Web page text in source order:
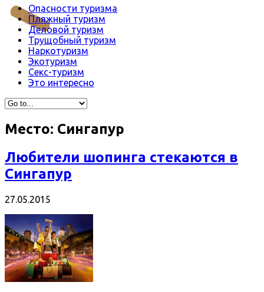
Опасности туризма
Пляжный туризм
Деловой туризм
Трущобный туризм
Наркотуризм
Экотуризм
Секс-туризм
Это интересно
Место: Сингапур
Любители шопинга стекаются в
Сингапур
27.05.2015